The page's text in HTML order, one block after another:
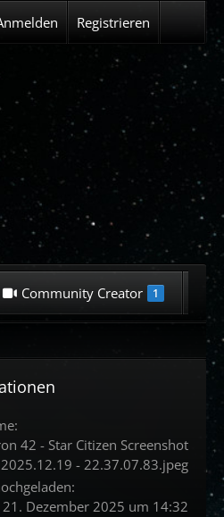
Community Creator 1
Registrieren
42 - Star Citizen Screenshot
2025.12.19 - 22.37.07.83.jpeg
21. Dezember 2025 um 14:32